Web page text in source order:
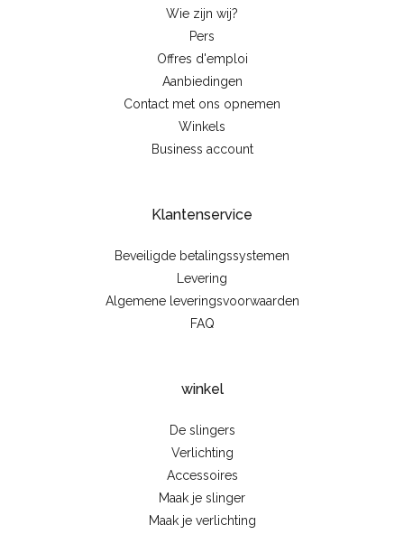
Wie zijn wij?
Pers
Offres d'emploi
Aanbiedingen
Contact met ons opnemen
Winkels
Business account
Klantenservice
Beveiligde betalingssystemen
Levering
Algemene leveringsvoorwaarden
FAQ
winkel
De slingers
Verlichting
Accessoires
Maak je slinger
Maak je verlichting